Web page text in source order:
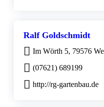
Ralf Goldschmidt
Im Wörth 5, 79576
(07621) 689199
http://rg-gartenbau.de